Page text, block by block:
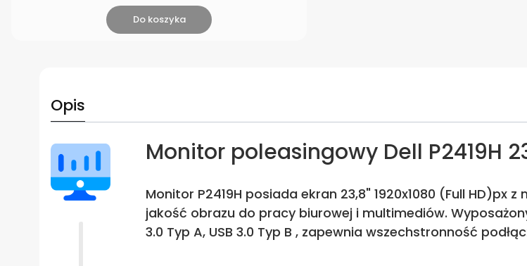
Do koszyka
Opis
Monitor poleasingowy Dell P2419H
Monitor P2419H posiada ekran 23,8" 1920x1080 (Full
jakość obrazu do pracy biurowej i multimediów.
3.0 Typ A, USB 3.0 Typ B , zapewnia wszechstronność